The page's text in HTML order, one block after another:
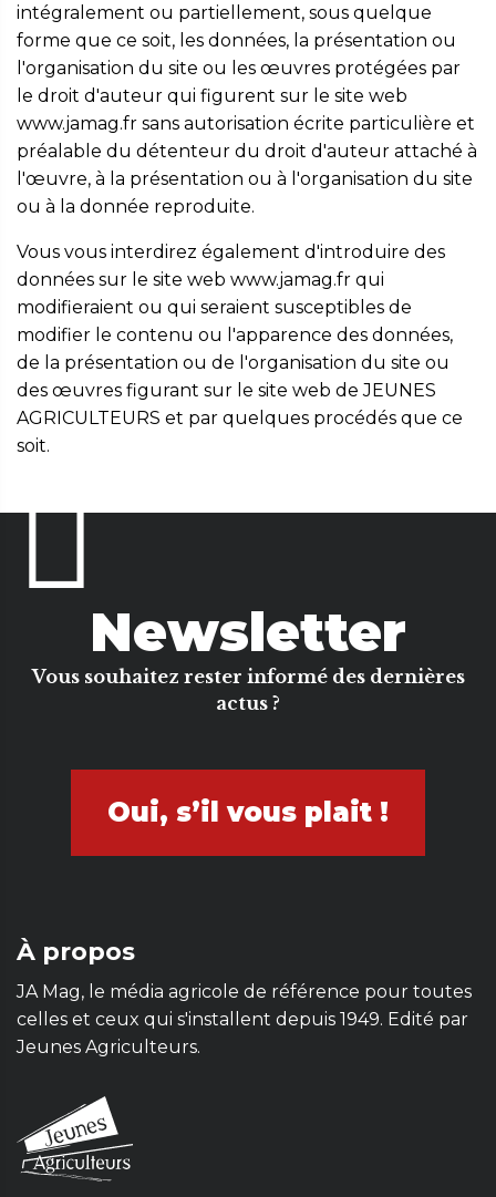
intégralement ou partiellement, sous quelque
forme que ce soit, les données, la présentation ou
l'organisation du site ou les œuvres protégées par
le droit d'auteur qui figurent sur le site web
www.jamag.fr sans autorisation écrite particulière et
préalable du détenteur du droit d'auteur attaché à
l'œuvre, à la présentation ou à l'organisation du site
ou à la donnée reproduite.
Vous vous interdirez également d'introduire des
données sur le site web www.jamag.fr qui
modifieraient ou qui seraient susceptibles de
modifier le contenu ou l'apparence des données,
de la présentation ou de l'organisation du site ou
des œuvres figurant sur le site web de JEUNES
AGRICULTEURS et par quelques procédés que ce
soit.
Newsletter
Vous souhaitez rester informé des dernières
actus ?
Oui, s’il vous plait !
À propos
JA Mag, le média agricole de référence pour toutes
celles et ceux qui s'installent depuis 1949. Edité par
Jeunes Agriculteurs.